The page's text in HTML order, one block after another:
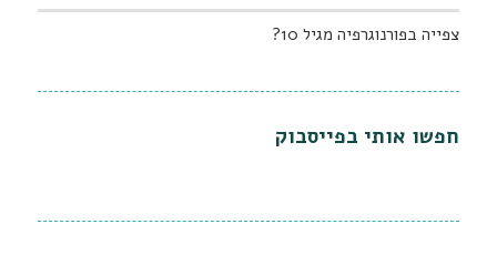
צפייה בפורנוגרפיה מגיל 10?
חפשו אותי בפייסבוק